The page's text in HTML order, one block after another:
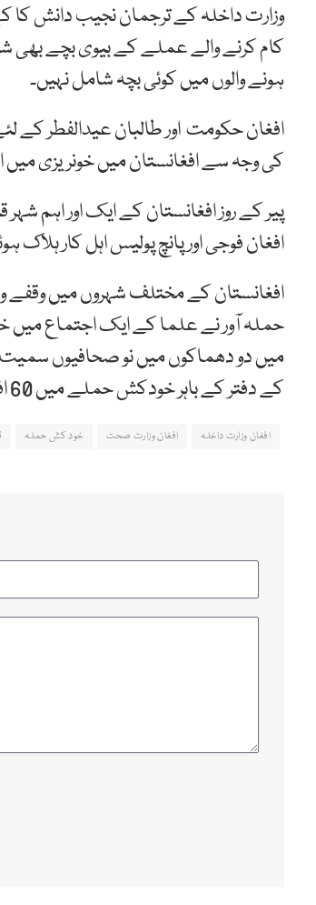
وزارت داخلہ کے ترجمان نجیب دانش کا
کام کرنے والے عملے کے بیوی بچے بھی
ہونے والوں میں کوئی بچہ شامل نہیں۔
افغان حکومت اور طالبان عیدالفطر کے
کی وجہ سے افغانستان میں خونریزی
پیر کے روز افغانستان کے ایک اور
افغان فوجی اورپانچ پولیس اہل کار ہلاک
افغانستان کے مختلف شہروں میں وقفے
کے دفتر کے باہر خودکش حملے میں 60 افراد ہلاک اور 100 زخمی ہوئے تھے۔
افغان وزارت داخلہ افغان وزارت صحت خود کش حملہ